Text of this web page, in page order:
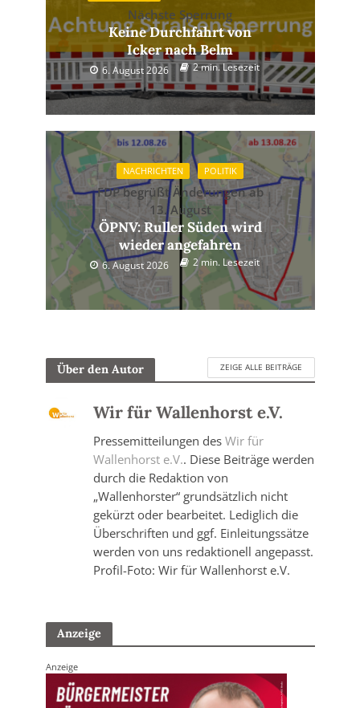
Nächste Sperrung
Keine Durchfahrt von
Icker nach Belm
6. August 2026 2 min. Lesezeit
NACHRICHTEN POLITIK
FDP begrüßt Änderungen ab
13. August
ÖPNV: Ruller Süden wird
wieder angefahren
6. August 2026 2 min. Lesezeit
Über den Autor ZEIGE ALLE BEITRÄGE
Wir für Wallenhorst e.V.
Pressemitteilungen des Wir für
Wallenhorst e.V.. Diese Beiträge werden
durch die Redaktion von
„Wallenhorster“ grundsätzlich nicht
gekürzt oder bearbeitet. Lediglich die
Überschriften und ggf. Einleitungssätze
werden von uns redaktionell angepasst.
Profil-Foto: Wir für Wallenhorst e.V.
Anzeige
Anzeige